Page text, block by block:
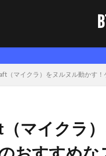
【ここをクリ
（マイクラ）をヌルヌル動かす
マイクラ